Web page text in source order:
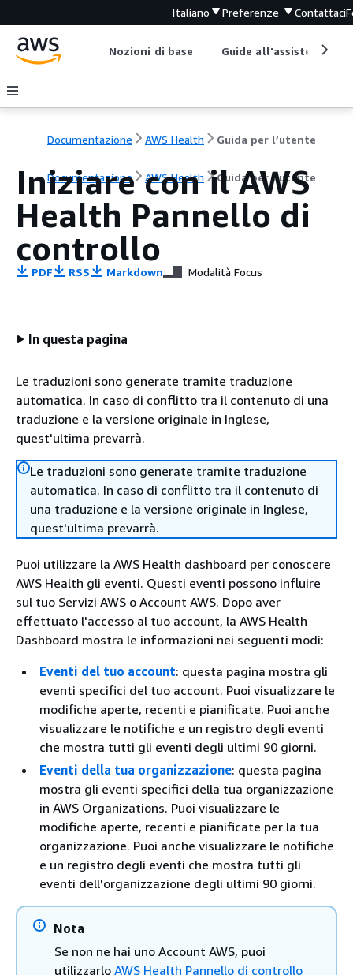
Italiano Preferenze Contattaci
Nozioni di base Guide all'assistenza
Documentazione AWS Health Guida per l’utente
Documentazione AWS Health Guida per l’utente
Iniziare con il AWS
Health Pannello di
controllo
PDF RSS Markdown Modalità Focus
In questa pagina
Le traduzioni sono generate tramite traduzione
automatica. In caso di conflitto tra il contenuto di una
traduzione e la versione originale in Inglese,
quest'ultima prevarrà.
Le traduzioni sono generate tramite traduzione
automatica. In caso di conflitto tra il contenuto di
una traduzione e la versione originale in Inglese,
quest'ultima prevarrà.
Puoi utilizzare la AWS Health dashboard per conoscere
AWS Health gli eventi. Questi eventi possono influire
sul tuo Servizi AWS o Account AWS. Dopo aver
effettuato l'accesso al tuo account, la AWS Health
Dashboard mostra le informazioni nei seguenti modi:
Eventi del tuo account: questa pagina mostra gli
eventi specifici del tuo account. Puoi visualizzare le
modifiche aperte, recenti e pianificate. Puoi anche
visualizzare le notifiche e un registro degli eventi
che mostra tutti gli eventi degli ultimi 90 giorni.
Eventi della tua organizzazione: questa pagina
mostra gli eventi specifici della tua organizzazione
in AWS Organizations. Puoi visualizzare le
modifiche aperte, recenti e pianificate per la tua
organizzazione. Puoi anche visualizzare le notifiche
e un registro degli eventi che mostra tutti gli
eventi dell'organizzazione degli ultimi 90 giorni.
Nota
Se non ne hai uno Account AWS, puoi
utilizzarlo AWS Health Pannello di controllo